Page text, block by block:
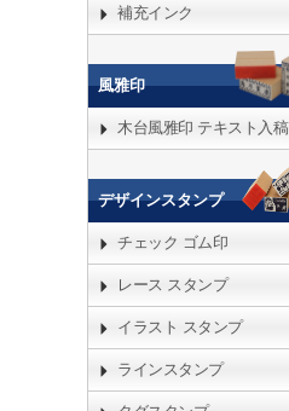
補充インク
風雅印
木台風雅印 テキスト入稿
デザインスタンプ
チェック ゴム印
レース スタンプ
イラスト スタンプ
ラインスタンプ